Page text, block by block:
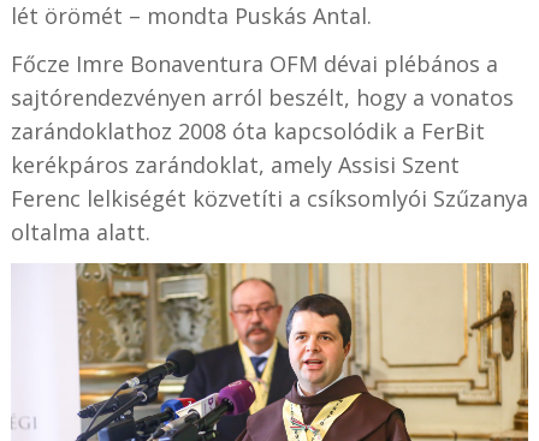
lét örömét – mondta Puskás Antal.
Főcze Imre Bonaventura OFM dévai plébános a
sajtórendezvényen arról beszélt, hogy a vonatos
zarándoklathoz 2008 óta kapcsolódik a FerBit
kerékpáros zarándoklat, amely Assisi Szent
Ferenc lelkiségét közvetíti a csíksomlyói Szűzanya
oltalma alatt.